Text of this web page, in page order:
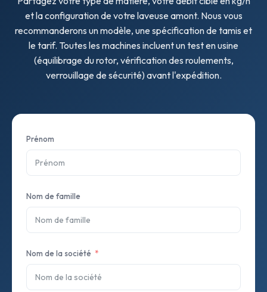
et la configuration de votre laveuse amont. Nous vous
recommanderons un modèle, une spécification de tamis et
le tarif. Toutes les machines incluent un test en usine
(équilibrage du rotor, vérification des roulements,
verrouillage de sécurité) avant l'expédition.
Prénom
Nom de famille
Nom de la société